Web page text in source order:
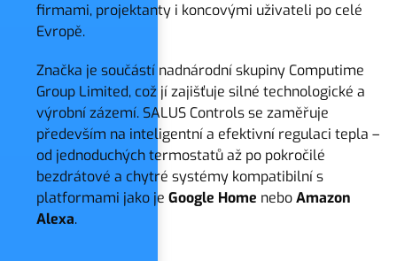
firmami, projektanty i koncovými uživateli po celé
Evropě.
Značka je součástí nadnárodní skupiny Computime
Group Limited, což jí zajišťuje silné technologické a
výrobní zázemí. SALUS Controls se zaměřuje
především na inteligentní a efektivní regulaci tepla –
od jednoduchých termostatů až po pokročilé
bezdrátové a chytré systémy kompatibilní s
platformami jako jeGoogle Home neboAmazon
Alexa.